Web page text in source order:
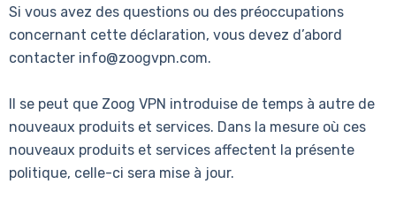
Si vous avez des questions ou des préoccupations
concernant cette déclaration, vous devez d’abord
contacter info@zoogvpn.com.
Il se peut que Zoog VPN introduise de temps à autre de
nouveaux produits et services. Dans la mesure où ces
nouveaux produits et services affectent la présente
politique, celle-ci sera mise à jour.